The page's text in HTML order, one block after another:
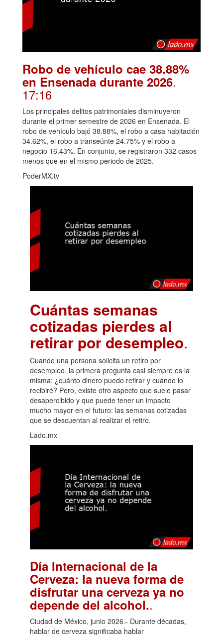
Robo de vehículo cae 38.88%
en Ensenada durante 2026.
17:16
Los principales delitos patrimoniales disminuyeron
durante el primer semestre de 2026 en Ensenada. El
robo de vehículo bajó 38.88%, el robo a casa habitación
34.62%, el robo a transeúnte 24.75% y el robo a
negocio 16.43%. En conjunto, se registraron 332 casos
menos que en el mismo periodo de 2025.
PoderMX.tv
Cuántas semanas
cotizadas pierdes al
retirar por desempleo.
Cuando una persona solicita un retiro por
desempleo, la primera pregunta casi siempre es la
misma: ¿cuánto dinero puedo retirar y cuándo lo
recibiré? Pero, existe otro aspecto que suele pasar
desapercibido y que puede tener un impacto
mucho mayor en el futuro: las semanas cotizadas
que se descuentan al realizar el retiro.
Lado.mx
Día Internacional de la
Cerveza: la nueva forma de
disfrutar una cerveza ya no
depende del alcohol..
Ciudad de México, junio 2026.- Durante décadas,
hablar de cerveza significaba hablar